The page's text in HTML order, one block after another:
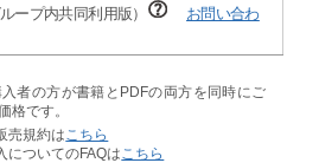
ープ内共同利用版）
お問い合わ
者の方が書籍とPDFの両方を同時にご
格です。
売規約は こちら
についてのFAQは こちら